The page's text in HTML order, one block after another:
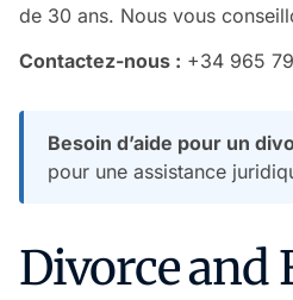
de 30 ans. Nous vous
Contactez-nous : +34 965
Besoin d’aide pour un
pour une assistance
Divorce and